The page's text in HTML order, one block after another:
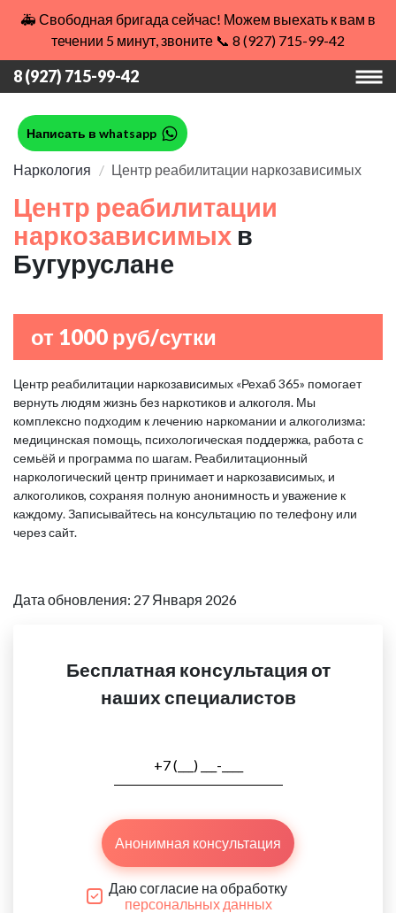
🚑 Свободная бригада сейчас! Можем выехать к вам в
течении 5 минут, звоните 📞 8 (927) 715-99-42
8 (927) 715-99-42
Написать в whatsapp
Наркология Центр реабилитации наркозависимых
Центр реабилитации
наркозависимых в
Бугуруслане
от 1000 руб/сутки
Центр реабилитации наркозависимых «Рехаб 365» помогает
вернуть людям жизнь без наркотиков и алкоголя. Мы
комплексно подходим к лечению наркомании и алкоголизма:
медицинская помощь, психологическая поддержка, работа с
семьёй и программа по шагам. Реабилитационный
наркологический центр принимает и наркозависимых, и
алкоголиков, сохраняя полную анонимность и уважение к
каждому. Записывайтесь на консультацию по телефону или
через сайт.
Дата обновления: 27 Января 2026
Бесплатная консультация от
наших специалистов
Анонимная консультация
Даю согласие на обработку
персональных данных